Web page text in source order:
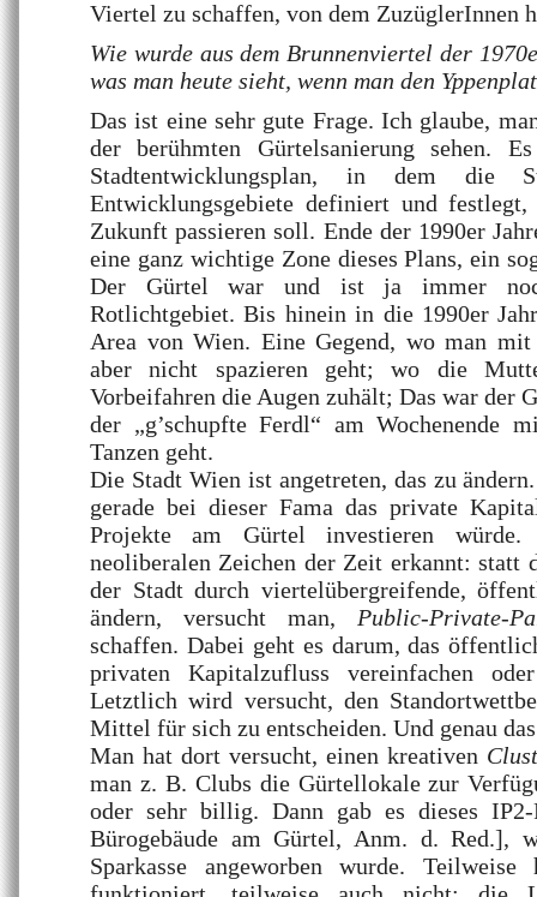
Viertel zu schaffen, von dem ZuzüglerInnen
Wie wurde aus dem Brunnenviertel der
was man heute sieht, wenn man den
Das ist eine sehr gute Frage. Ich glaube,
der berühmten Gürtelsanierung sehen.
Stadtentwicklungsplan, in dem die
Entwicklungsgebiete definiert und
Zukunft passieren soll. Ende der 1990er
eine ganz wichtige Zone dieses Plans, ein
Der Gürtel war und ist ja immer
Rotlichtgebiet. Bis hinein in die 1990er
Area von Wien. Eine Gegend, wo man
aber nicht spazieren geht; wo die
Vorbeifahren die Augen zuhält; Das war der
der „g’schupfte Ferdl“ am Wochenende
Tanzen geht.
Die Stadt Wien ist angetreten, das zu
gerade bei dieser Fama das private
Projekte am Gürtel investieren
neoliberalen Zeichen der Zeit erkannt: statt
der Stadt durch viertelübergreifende,
ändern, versucht man, Public-Private-
schaffen. Dabei geht es darum, das
privaten Kapitalzufluss vereinfachen
Letztlich wird versucht, den
Mittel für sich zu entscheiden. Und genau
Man hat dort versucht, einen kreativen
man z. B. Clubs die Gürtellokale zur
oder sehr billig. Dann gab es dieses IP2-
Bürogebäude am Gürtel, Anm. d. Red.],
Sparkasse angeworben wurde. Teilweise